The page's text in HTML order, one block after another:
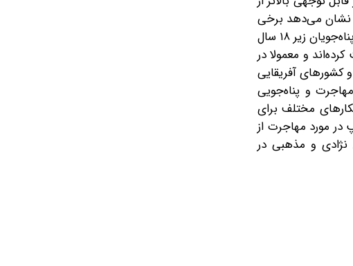
به ۴۴.۹ درصد رسیده است. این ارقام نشان می‌دهد برخی
کشورها با سهم بالاتری از پناه‌جویان کم‌سن‌وسال مواجه هستند. در بخش دیگری از گزارش تأکید شده حدود ۱۳ درصد از پناه‌جویان زیر ۱۸ سال
و معمولا در
سهم پناه‌جویان جوان در سال ۲۰۲۵ مربوط به کشورهای آسیایی با ۳۹ درصد و کشورهای آفریقایی
و پناه‌جویی
مختلف برای
در مورد مهاجرت از
نژادی و مذهبی در